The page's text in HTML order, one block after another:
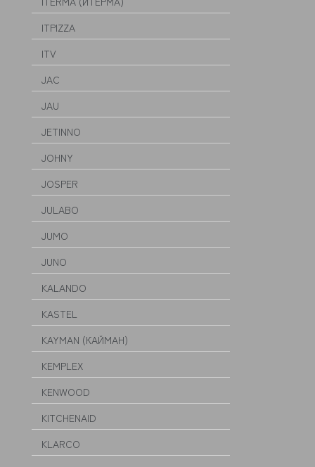
ITPIZZA
ITV
JAC
JAU
JETINNO
JOHNY
JOSPER
JULABO
JUMO
JUNO
KALANDO
KASTEL
KAYMAN (КАЙМАН)
KEMPLEX
KENWOOD
KITCHENAID
KLARCO